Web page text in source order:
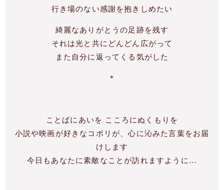
行き場のない感謝を抱きしめたい
綺麗なありがとうの足跡を残す
それは光と共にどんどん広がって
また自分に返ってくる気がした
＊
ことばにあいを こころにぬくもりを
小説や映画が好きなコポリが、心に沁みた言葉をお届
けします
今 日もあなたに素敵なことが訪れますように…